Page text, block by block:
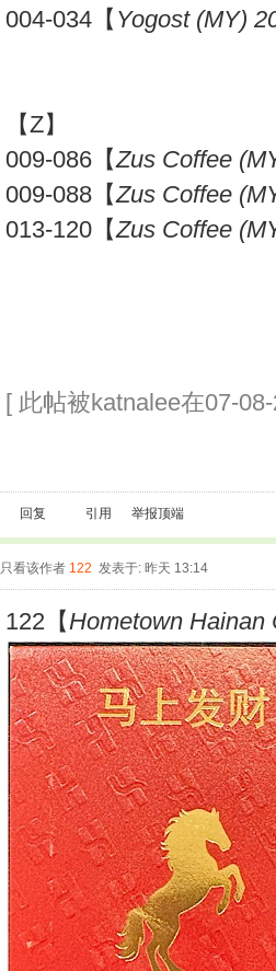
004-034【 Yogost (MY)
【Z】
009-086【Zus Coffee
009-088【Zus Coffee
013-120【Zus Coffee
[ 此帖被katnalee在07-
回复 引用 举报顶端
只看该作者 122 发表于: 昨天 13:14
122【Hometown Hainan